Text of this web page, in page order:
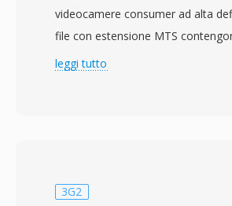
videocamere consumer ad alta
file con estensione MTS
MPEG-2 transport stream con
file M2TS che si riferiscono
leggi tutto
3G2